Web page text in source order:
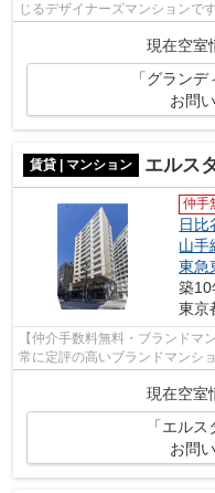
じるデザイナーズマンションで
現在空室
「グラン
お問
賃貸 | マンション エルス
仲手
日比
山手
東急
築10
東京
【仲介手数料無料・ブランド
常に定評の高いブランドマンシ
さい。
現在空室
「エル
お問